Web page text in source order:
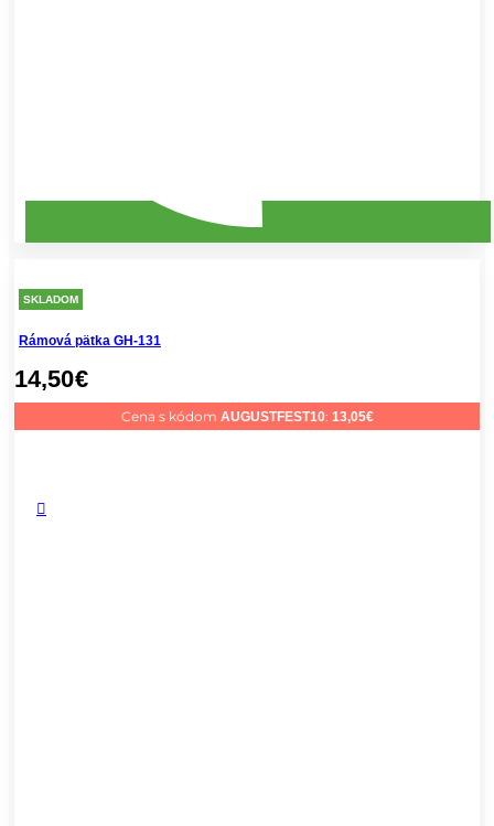
SKLADOM
Rámová pätka GH-131
14,50€
Cena s kódom AUGUSTFEST10: 13,05€